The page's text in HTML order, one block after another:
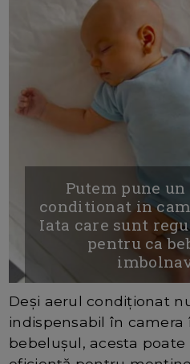
Putem pune
conditionat in
Iata care sunt
pentru ca
Deși aerul condiționat
indispensabil în camera
bebelușul, acesta